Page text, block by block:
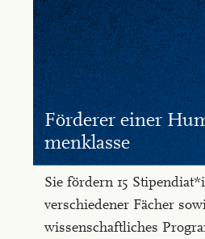
För­de­rer ei­ner
men­klas­se
Sie fördern 15
verschiedener Fächer
wissenschaftliches